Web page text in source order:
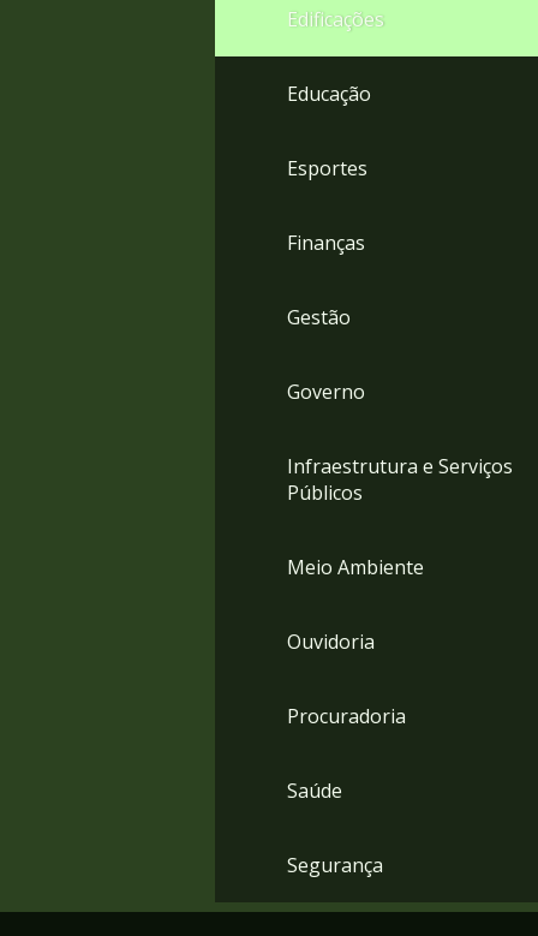
Edificações
Educação
Esportes
Finanças
Gestão
Governo
Infraestrutura e Serviços
Públicos
Meio Ambiente
Ouvidoria
Procuradoria
Saúde
Segurança